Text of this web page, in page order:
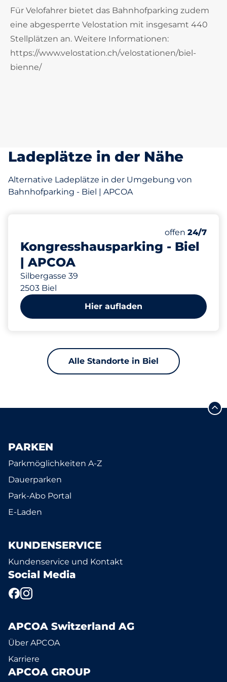
Für Velofahrer bietet das Bahnhofparking zudem
eine abgesperrte Velostation mit insgesamt 440
Stellplätzen an. Weitere Informationen:
https://www.velostation.ch/velostationen/biel-
bienne/
Ladeplätze in der Nähe
Alternative Ladeplätze in der Umgebung von
Bahnhofparking - Biel | APCOA
Kongresshausparking - Biel
| APCOA
Silbergasse 39
2503 Biel
Anzahl der
Gesamtplätze
Freitag
offen 24/7
Hier aufladen
Alle Standorte in Biel
PARKEN
Parkmöglichkeiten A-Z
Dauerparken
Park-Abo Portal
E-Laden
KUNDENSERVICE
Kundenservice und Kontakt
Social Media
APCOA Switzerland AG
Über APCOA
Karriere
APCOA GROUP